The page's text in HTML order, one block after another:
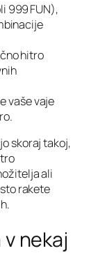
999 FUN),
hitro
vaše vaje
skoraj takoj,
ali
rakete
nekaj